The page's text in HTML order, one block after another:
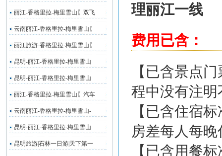
丽江-香格里拉-梅里雪山〖双飞
云南丽江-香格里拉-梅里雪山〖
丽江旅游-香格里拉-梅里雪山〖
昆明-丽江-香格里拉-梅里雪山
昆明-丽江-香格里拉-梅里雪山
丽江-香格里拉-梅里雪山〖汽车
云南丽江-香格里拉-梅里雪山-
昆明-丽江-香格里拉-梅里雪山
昆明旅游|石林一日游|天下第一
理丽江一线
费用已含：
【已含景点
程中没有注
【已含住宿
房差每人每
【已含用餐